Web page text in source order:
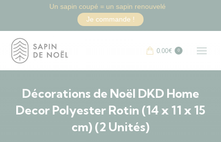
0.00€ 0
Décorations de Noël DKD Home
Decor Polyester Rotin (14 x 11 x 15
cm) (2 Unités)
Un sapin coupé = un sapin renouvelé
Je commande !